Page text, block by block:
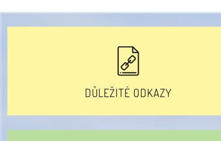
DŮLEŽITÉ ODKAZY